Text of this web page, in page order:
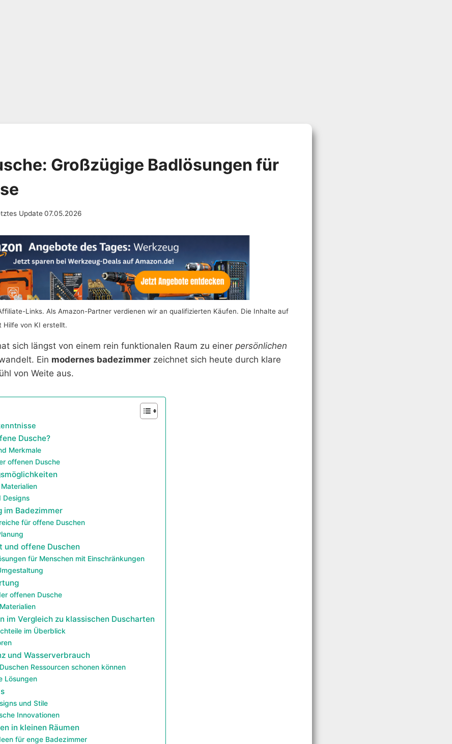
Großzügige Badlösungen für
Update 07.05.2026
Links. Als Amazon-Partner verdienen wir an qualifizierten Käufen. Die Inhalte auf
Hilfe von KI erstellt.
sich längst von einem rein funktionalen Raum zu einer persönlichen
Ein modernes badezimmer zeichnet sich heute durch klare
von Weite aus.
Dusche?
Merkmale
offenen Dusche
Designs
im Badezimmer
für offene Duschen
und offene Duschen
für Menschen mit Einschränkungen
offenen Dusche
im Vergleich zu klassischen Duscharten
im Überblick
und Wasserverbrauch
Ressourcen schonen können
Lösungen
und Stile
Innovationen
in kleinen Räumen
für enge Badezimmer